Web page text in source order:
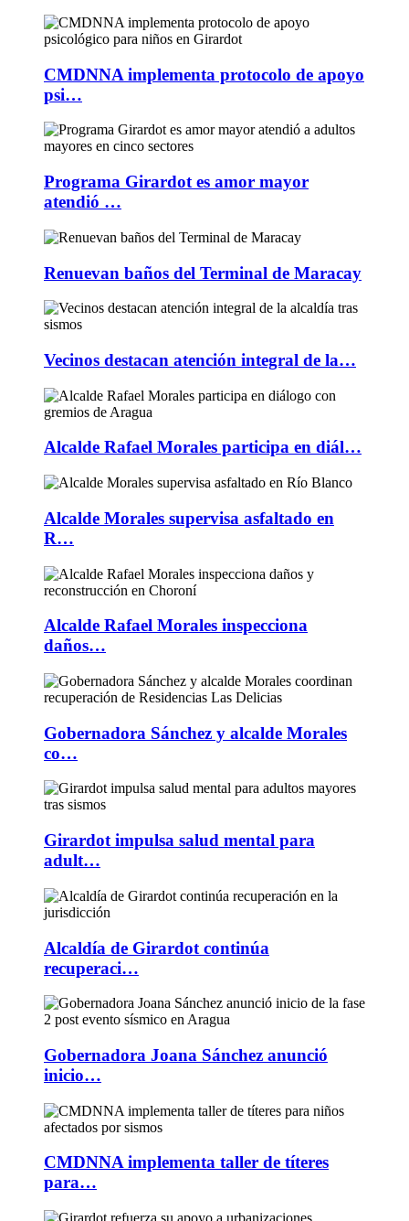
CMDNNA implementa protocolo de apoyo
psi…
Programa Girardot es amor mayor
atendió …
Renuevan baños del Terminal de Maracay
Vecinos destacan atención integral de la…
Alcalde Rafael Morales participa en diál…
Alcalde Morales supervisa asfaltado en
R…
Alcalde Rafael Morales inspecciona
daños…
Gobernadora Sánchez y alcalde Morales
co…
Girardot impulsa salud mental para
adult…
Alcaldía de Girardot continúa
recuperaci…
Gobernadora Joana Sánchez anunció
inicio…
CMDNNA implementa taller de títeres
para…